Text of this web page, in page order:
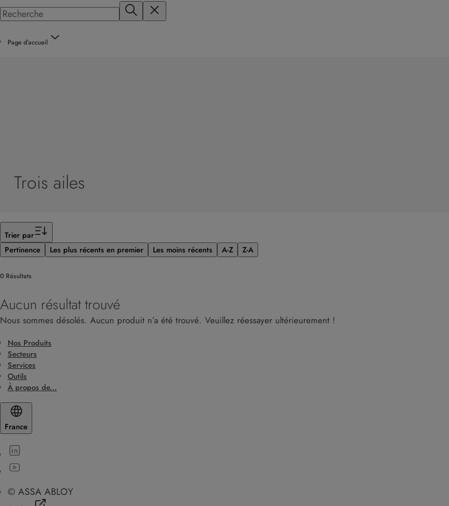
Page d’accueil
Trois ailes
Trier par
Pertinence
Les plus récents en premier Les moins récents A-Z Z-A
0 Résultats
Aucun résultat trouvé
Nous sommes désolés. Aucun produit n’a été trouvé. Veuillez réessayer ultérieurement !
Nos Produits
Secteurs
Services
Outils
À propos de...
France
© ASSA ABLOY